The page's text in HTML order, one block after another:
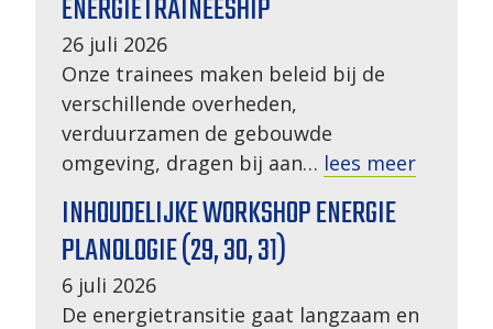
ENERGIETRAINEESHIP
26 juli 2026
Onze trainees maken beleid bij de
verschillende overheden,
verduurzamen de gebouwde
omgeving, dragen bij aan… lees meer
INHOUDELIJKE WORKSHOP ENERGIE
PLANOLOGIE (29, 30, 31)
6 juli 2026
De energietransitie gaat langzaam en